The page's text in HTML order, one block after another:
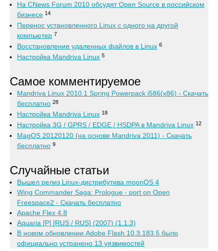
На CNews Forum 2010 обсудят Open Source в российском
бизнесе 14
Перенос установленного Linux с одного на другой
компьютер 7
Восстановление удаленных файлов в Linux 6
Настройка Mandriva Linux 5
Самое комментируемое
Mandriva Linux 2010.1 Spring Powerpack i586(x86) - Скачать
бесплатно 28
Настройка Mandriva Linux 18
Настройка 3G / GPRS / EDGE / HSDPA в Mandriva Linux 12
MagOS 20120120 (на основе Mandriva 2011) - Скачать
бесплатно 9
Случайные статьи
Вышел релиз Linux-дистрибутива moonOS 4
Wing Commander Saga: Prologue - port on Open
Freespace2 - Скачать бесплатно
Apache Flex 4.8
Aquaria [P] [RUS / RUS] (2007) (1.1.3)
В новом обновлении Adobe Flash 10.3.183.5 было
официально устранено 13 уязвимостей